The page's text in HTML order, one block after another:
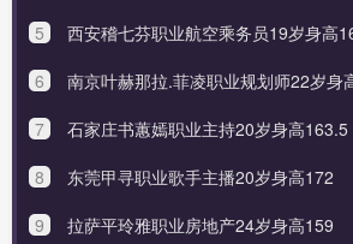
5
西安稽七芬职业航空乘务员19岁身高
6
南京叶赫那拉.菲凌职业规划师22岁身
7
石家庄书蕙嫣职业主持20岁身高163.5
8
东莞甲寻职业歌手主播20岁身高172
9
拉萨平玲雅职业房地产24岁身高159